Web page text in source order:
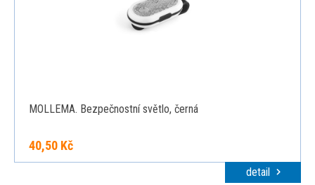
MOLLEMA. Bezpečnostní světlo, černá
40,50 Kč
detail